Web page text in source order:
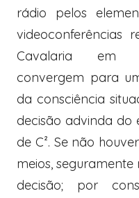
rádio pelos
videoconferências
Cavalaria em
convergem para
da consciência
decisão advinda do
de C². Se não
meios,
decisão; por